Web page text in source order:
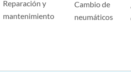
Reparación y
mantenimiento
Cambio de
neumáticos